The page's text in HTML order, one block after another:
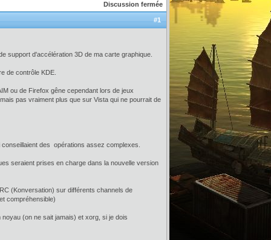
Discussion fermée
#1
support d'accélération 3D de ma carte graphique.
de contrôle KDE.
ou de Firefox gêne cependant lors de jeux
pas vraiment plus que sur Vista qui ne pourrait de
des opérations assez complexes.
seraient prises en charge dans la nouvelle version
(Konversation) sur différents channels de
compréhensible)
(on ne sait jamais) et xorg, si je dois